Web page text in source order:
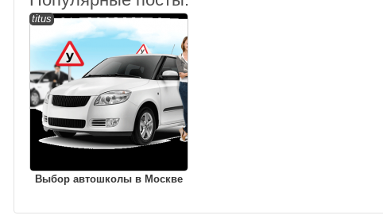
titus
Выбор автошколы в Москве